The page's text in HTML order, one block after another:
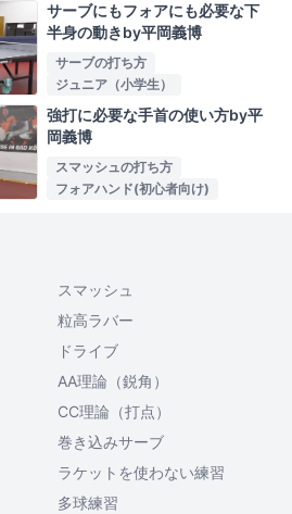
サーブにもフォアにも必要な下
半身の動きby平岡義博
サーブの打ち方
ジュニア（小学生）
強打に必要な手首の使い方by平
岡義博
スマッシュの打ち方
フォアハンド(初心者向け)
スマッシュ
粒高ラバー
ドライブ
AA理論（鋭角）
CC理論（打点）
巻き込みサーブ
ラケットを使わない練習
多球練習